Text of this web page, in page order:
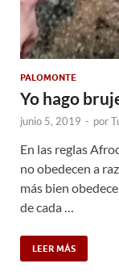
PALOMONTE
Yo hago
junio 5, 2019 - por
En las reglas
no obedecen a
más bien
de cada …
LEER MÁS